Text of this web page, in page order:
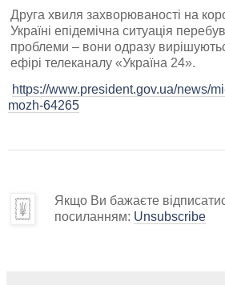
Друга хвиля захворюваності на
Україні епідемічна ситуація
проблеми – вони одразу
ефірі телеканалу «Україна 24».
https://www.president.gov.ua/news/
mozh-64265
Якщо Ви бажаєте
посиланням: Unsubscribe